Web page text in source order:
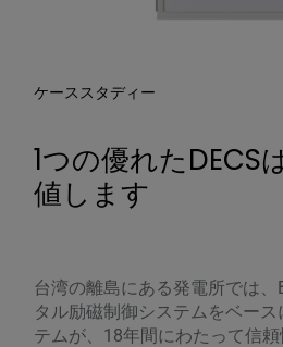
ケーススタディー
1つの優れたDECS
値します
台湾の離島にある発電所では、
タル励磁制御システムをベー
テムが、18年間にわたって信